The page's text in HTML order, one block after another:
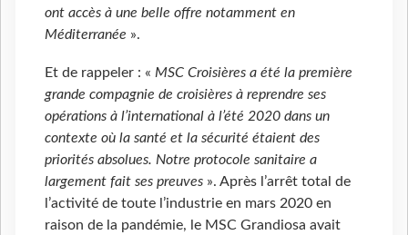
ont accès à une belle offre notamment en
Méditerranée ».
Et de rappeler : « MSC Croisières a été la première
grande compagnie de croisières à reprendre ses
opérations à l’international à l’été 2020 dans un
contexte où la santé et la sécurité étaient des
priorités absolues. Notre protocole sanitaire a
largement fait ses preuves ». Après l’arrêt total de
l’activité de toute l’industrie en mars 2020 en
raison de la pandémie, le MSC Grandiosa avait